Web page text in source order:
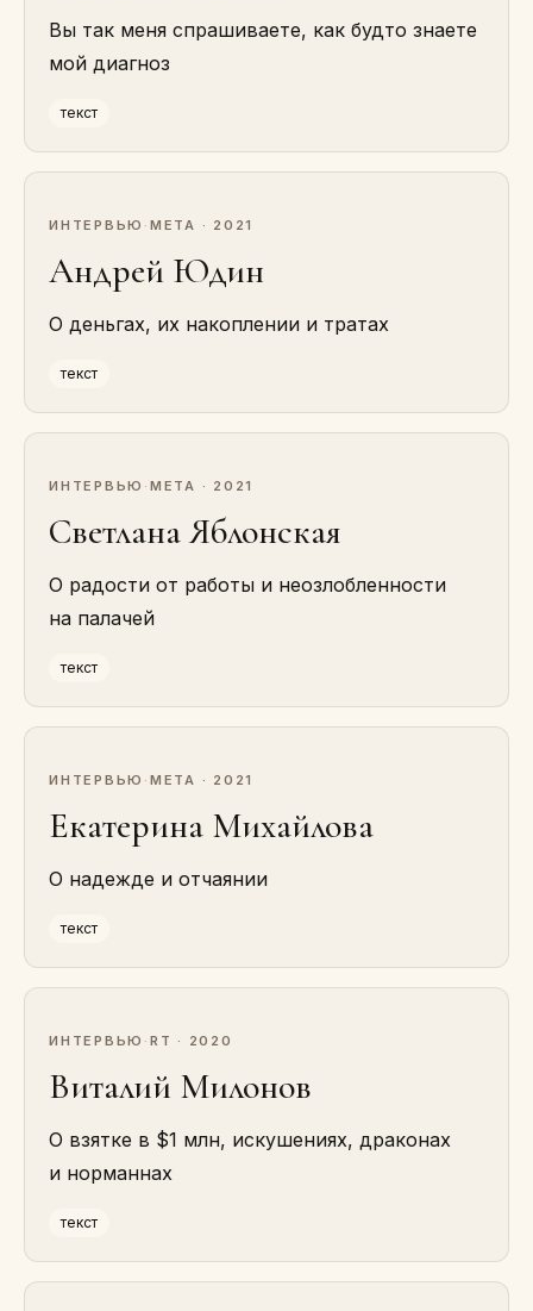
Вы так меня спрашиваете, как будто знаете
мой диагноз
текст
ИНТЕРВЬЮ · МЕТА · 2021
Андрей Юдин
О деньгах, их накоплении и тратах
текст
ИНТЕРВЬЮ · МЕТА · 2021
Светлана Яблонская
О радости от работы и неозлобленности
на палачей
текст
ИНТЕРВЬЮ · МЕТА · 2021
Екатерина Михайлова
О надежде и отчаянии
текст
ИНТЕРВЬЮ · RT · 2020
Виталий Милонов
О взятке в $1 млн, искушениях, драконах
и норманнах
текст